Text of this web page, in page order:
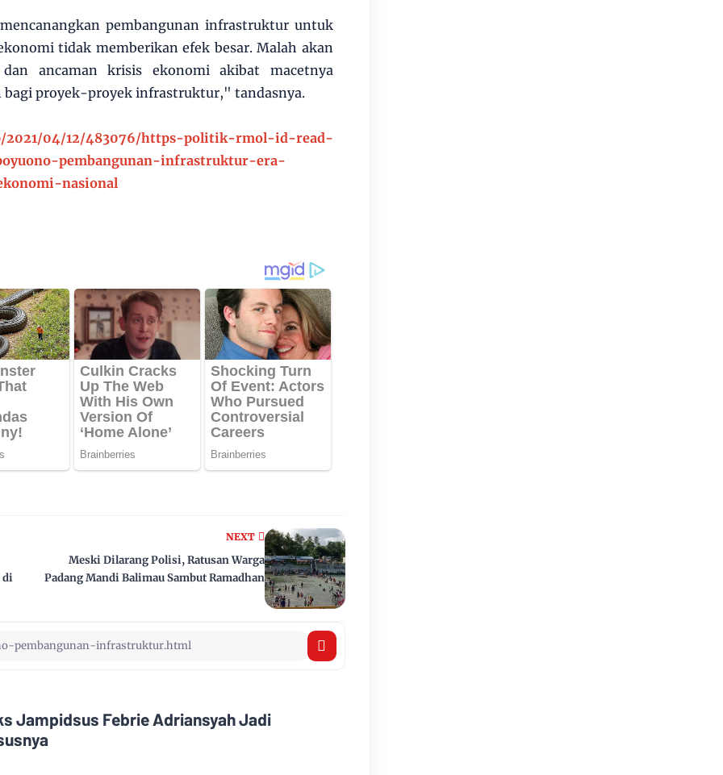
pembangunan infrastruktur untuk
tidak memberikan efek besar. Malah akan
ancaman krisis ekonomi akibat macetnya
bagi proyek-proyek infrastruktur," tandasnya.
2021/04/12/483076/https-politik-rmol-id-read-
pembangunan-infrastruktur-era-
nasional
NEXT
Meski Dilarang Polisi, Ratusan Warga
Padang Mandi Balimau Sambut Ramadhan
di
Jampidsus Febrie Adriansyah Jadi